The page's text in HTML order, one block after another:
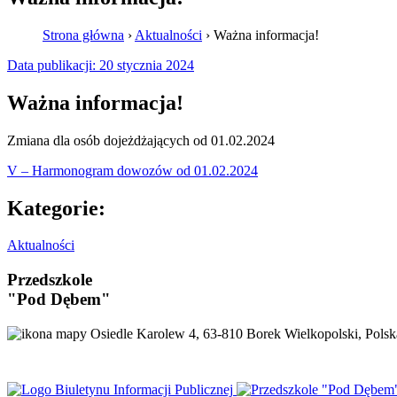
Strona główna › Aktualności › Ważna informacja!
Data publikacji: 20 stycznia 2024
Ważna informacja!
Zmiana dla osób dojeżdżających od 01.02.2024
V – Harmonogram dowozów od 01.02.2024
Kategorie:
Aktualności
Przedszkole
"Pod Dębem"
Osiedle Karolew 4, 63-810 Borek Wielkopolski,